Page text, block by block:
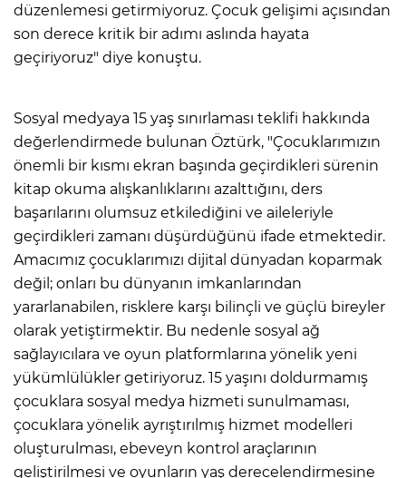
düzenlemesi getirmiyoruz. Çocuk gelişimi açısından
son derece kritik bir adımı aslında hayata
geçiriyoruz" diye konuştu.
Sosyal medyaya 15 yaş sınırlaması teklifi hakkında
değerlendirmede bulunan Öztürk, "Çocuklarımızın
önemli bir kısmı ekran başında geçirdikleri sürenin
kitap okuma alışkanlıklarını azalttığını, ders
başarılarını olumsuz etkilediğini ve aileleriyle
geçirdikleri zamanı düşürdüğünü ifade etmektedir.
Amacımız çocuklarımızı dijital dünyadan koparmak
değil; onları bu dünyanın imkanlarından
yararlanabilen, risklere karşı bilinçli ve güçlü bireyler
olarak yetiştirmektir. Bu nedenle sosyal ağ
sağlayıcılara ve oyun platformlarına yönelik yeni
yükümlülükler getiriyoruz. 15 yaşını doldurmamış
çocuklara sosyal medya hizmeti sunulmaması,
çocuklara yönelik ayrıştırılmış hizmet modelleri
oluşturulması, ebeveyn kontrol araçlarının
geliştirilmesi ve oyunların yaş derecelendirmesine